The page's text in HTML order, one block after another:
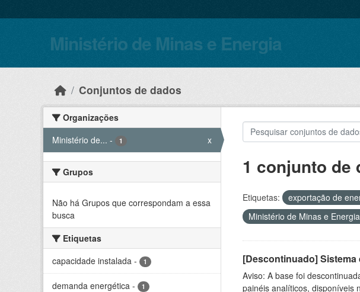
Ministério de Minas e Energia
Conjuntos de dados
Organizações
Ministério de... - 1 x
Grupos
Não há Grupos que correspondam a essa
busca
Etiquetas
capacidade instalada - 1
demanda energética - 1
1 conjunto de
Etiquetas: exportação de
Ministério de Minas e Energia
[Descontinuado]
Aviso: A base foi
painéis analíticos, disponíveis